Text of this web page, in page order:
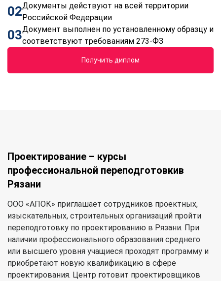
02Документы действуют на всей территории
Российской Федерации
03Документ выполнен по установленному образцу и
соответствуют требованиям 273-ФЗ
Получить диплом
Проектирование – курсы
профессиональной переподготовкив
Рязани
ООО «АПОК» приглашает сотрудников проектных,
изыскательных, строительных организаций пройти
переподготовку по проектированию в Рязани. При
наличии профессионального образования среднего
или высшего уровня учащиеся проходят программу и
приобретают новую квалификацию в сфере
проектирования. Центр готовит проектировщиков